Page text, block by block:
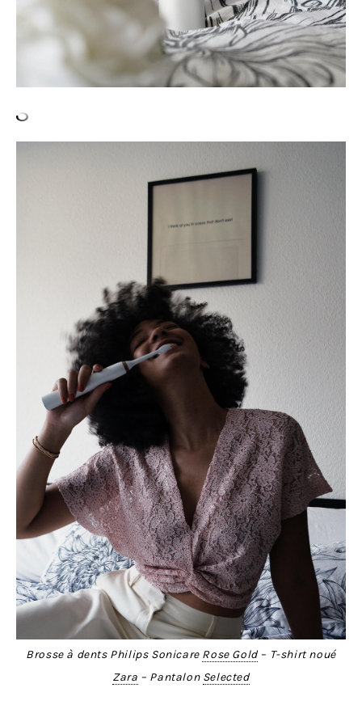
Brosse à dents Philips Sonicare Rose Gold– T-shirt noué
Zara – Pantalon Selected